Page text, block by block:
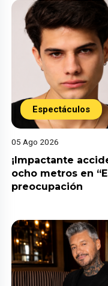
Espectáculos
05 Ago 2026
¡Impactante
ocho metros en
preocupación